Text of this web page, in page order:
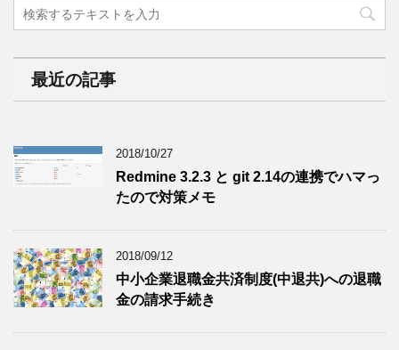
最近の記事
2018/10/27
Redmine 3.2.3 と git 2.14の連携でハマっ
たので対策メモ
2018/09/12
中小企業退職金共済制度(中退共)への退職
金の請求手続き